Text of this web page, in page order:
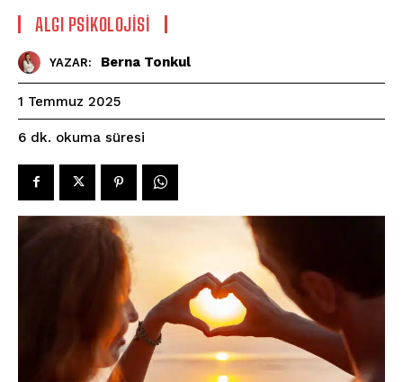
ALGI PSIKOLOJISI
YAZAR: Berna Tonkul
1 Temmuz 2025
6 dk. okuma süresi